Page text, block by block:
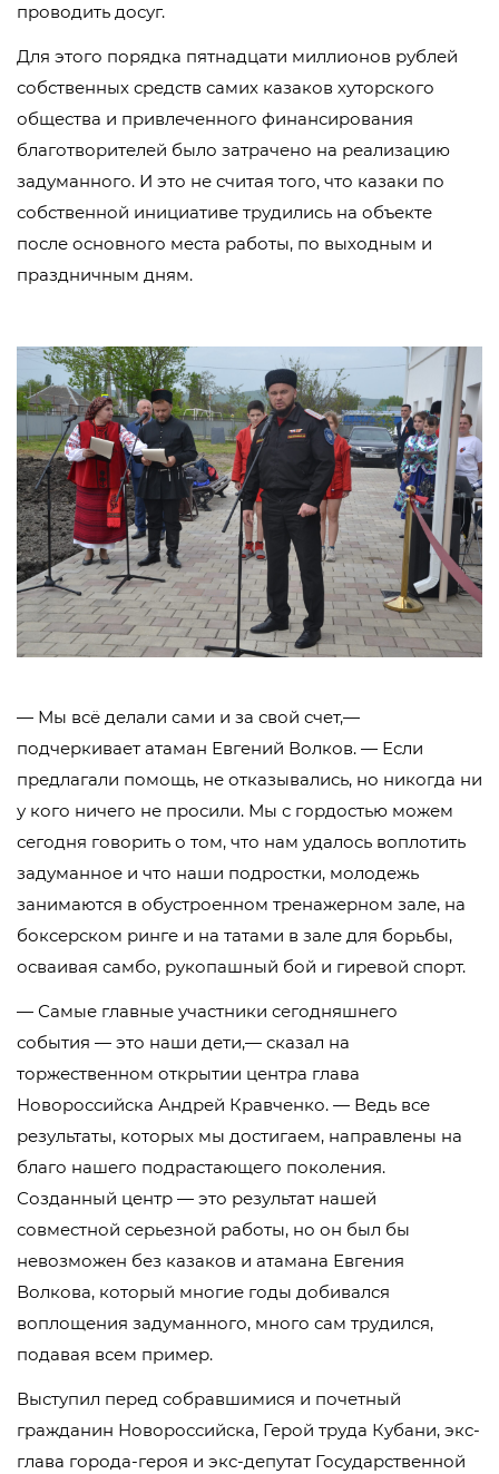
проводить досуг.
Для этого порядка пятнадцати миллионов рублей
собственных средств самих казаков хуторского
общества и привлеченного финансирования
благотворителей было затрачено на реализацию
задуманного. И это не считая того, что казаки по
собственной инициативе трудились на объекте
после основного места работы, по выходным и
праздничным дням.
— Мы всё делали сами и за свой счет,—
подчеркивает атаман Евгений Волков. — Если
предлагали помощь, не отказывались, но никогда ни
у кого ничего не просили. Мы с гордостью можем
сегодня говорить о том, что нам удалось воплотить
задуманное и что наши подростки, молодежь
занимаются в обустроенном тренажерном зале, на
боксерском ринге и на татами в зале для борьбы,
осваивая самбо, рукопашный бой и гиревой спорт.
— Самые главные участники сегодняшнего
события — это наши дети,— сказал на
торжественном открытии центра глава
Новороссийска Андрей Кравченко. — Ведь все
результаты, которых мы достигаем, направлены на
благо нашего подрастающего поколения.
Созданный центр — это результат нашей
совместной серьезной работы, но он был бы
невозможен без казаков и атамана Евгения
Волкова, который многие годы добивался
воплощения задуманного, много сам трудился,
подавая всем пример.
Выступил перед собравшимися и почетный
гражданин Новороссийска, Герой труда Кубани, экс-
глава города-героя и экс-депутат Государственной